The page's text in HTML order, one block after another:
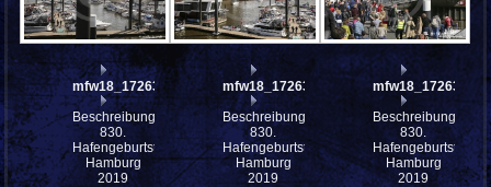
mfw18_172634
Beschreibung:
830.
Hafengeburtstag
Hamburg
2019
mfw18_172633
Beschreibung:
830.
Hafengeburtstag
Hamburg
2019
mfw18_172630
Beschreibung:
830.
Hafengeburtstag
Hamburg
2019